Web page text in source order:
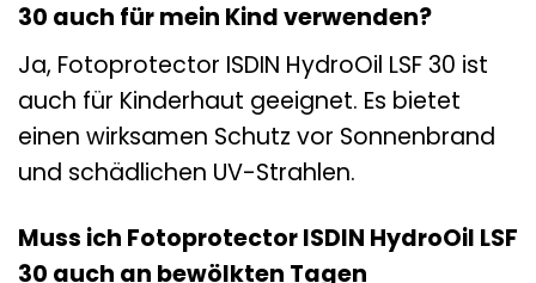
30 auch für mein Kind verwenden?
Ja, Fotoprotector ISDIN HydroOil LSF 30 ist
auch für Kinderhaut geeignet. Es bietet
einen wirksamen Schutz vor Sonnenbrand
und schädlichen UV-Strahlen.
Muss ich Fotoprotector ISDIN HydroOil LSF
30 auch an bewölkten Tagen